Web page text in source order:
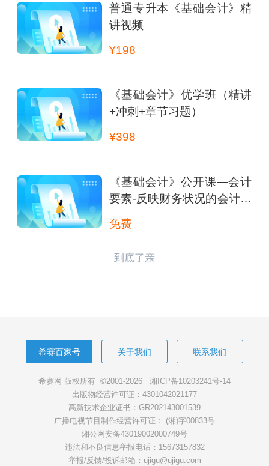
普通专升本《基础会计》精
讲视频
¥198
《基础会计》优学班（精讲
+冲刺+章节习题）
¥398
《基础会计》公开课—会计
要素-反映财务状况的会计要
素
免费
到底了亲
希赛百家号 关于我们 联系我们
希赛网 版权所有 ©2001-2026 湘ICP备10203241号-14
出版物经营许可证：4301042021177
高新技术企业证书：GR202143001539
广播电视节目制作经营许可证： (湘)字00833号
湘公网安备43019002000749号
违法和不良信息举报电话：15673157832
举报/反馈/投诉邮箱：ujigu@ujigu.com